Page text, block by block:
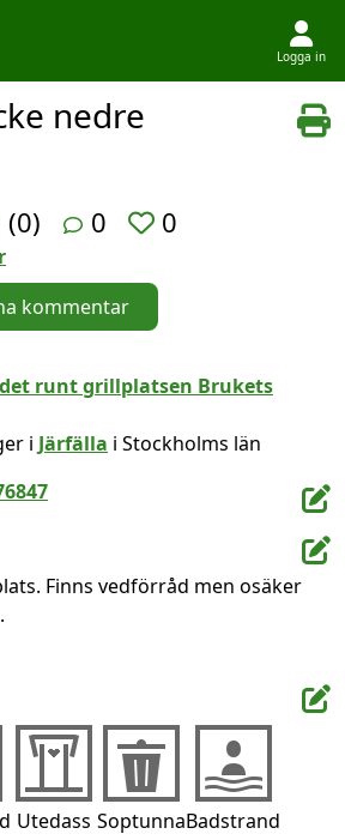
Logga in
nedre
(0) 0 0
kommentar
i Järfälla i Stockholms län
Finns vedförråd men osäker
Utedass SoptunnaBadstrand